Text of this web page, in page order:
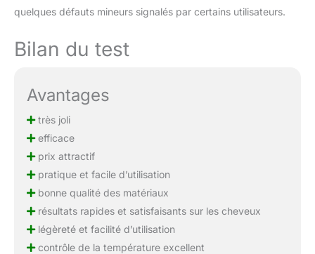
quelques défauts mineurs signalés par certains utilisateurs.
Bilan du test
Avantages
très joli
efficace
prix attractif
pratique et facile d’utilisation
bonne qualité des matériaux
résultats rapides et satisfaisants sur les cheveux
légèreté et facilité d’utilisation
contrôle de la température excellent